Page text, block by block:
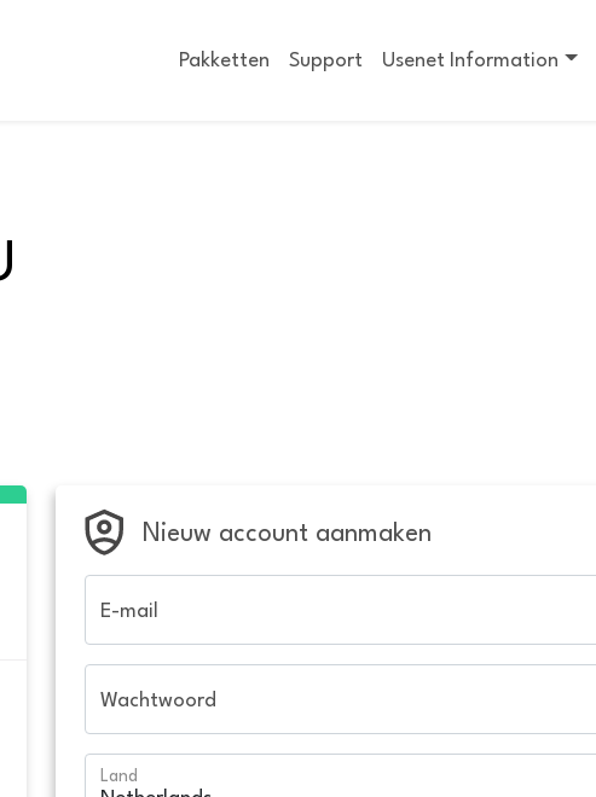
Pakketten Support Usenet Information
Nieuw account aanmaken
E-mail
Wachtwoord
Land